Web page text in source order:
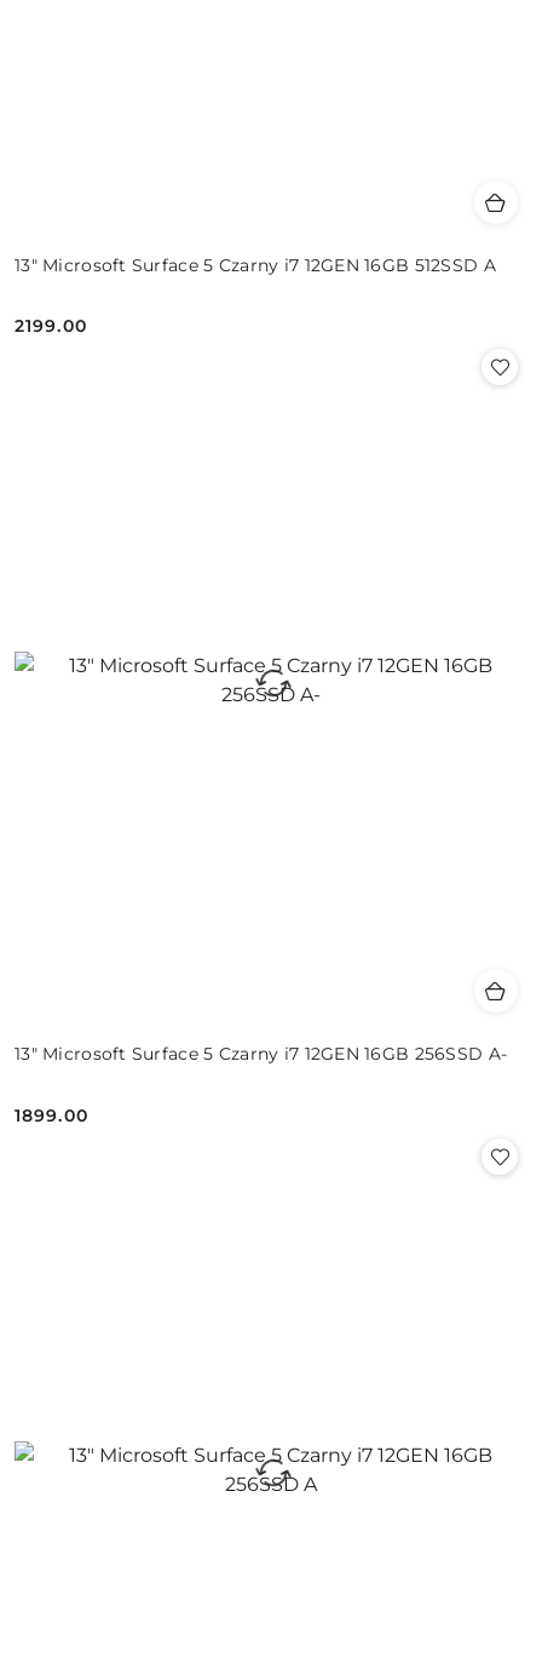
13" Microsoft Surface 5 Czarny i7 12GEN 16GB 512SSD A
Cena:
2199.00
13" Microsoft Surface 5 Czarny i7 12GEN 16GB 256SSD A-
Cena:
1899.00